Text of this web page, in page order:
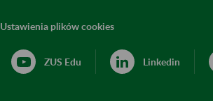
Ustawienia plików cookies
ZUS Edu Linkedin